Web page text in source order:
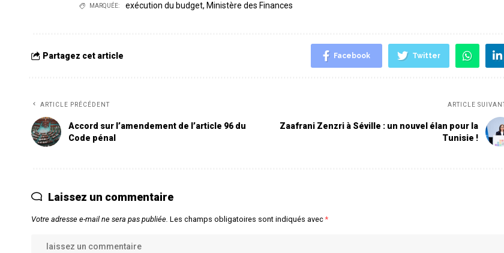
MARQUÉE: exécution du budget, Ministère des Finances
Partagez cet article Facebook Twitter
ARTICLE PRÉCÉDENT
Accord sur l’amendement de l’article 96 du
Code pénal
ARTICLE SUIVANT
Zaafrani Zenzri à Séville : un nouvel élan pour la
Tunisie !
Laissez un commentaire
Votre adresse e-mail ne sera pas publiée. Les champs obligatoires sont indiqués avec*